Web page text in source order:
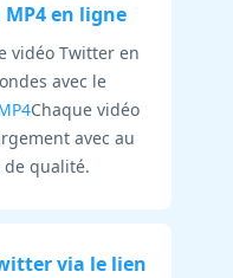
en ligne
vidéo Twitter en
avec le
Chaque vidéo
avec au
qualité.
via le lien